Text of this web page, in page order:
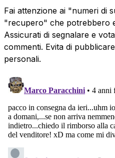
Fai attenzione ai "numeri di
"recupero" che potrebbero
Assicurati di segnalare e
commenti. Evita di
personali.